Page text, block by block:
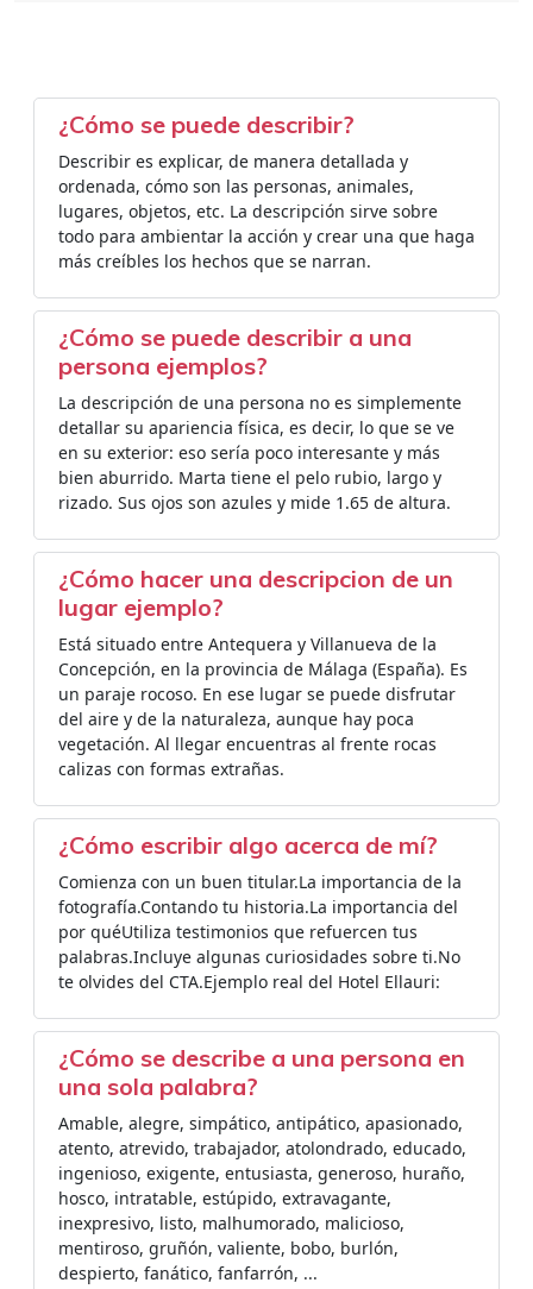
¿Cómo se puede describir?
Describir es explicar, de manera detallada y
ordenada, cómo son las personas, animales,
lugares, objetos, etc. La descripción sirve sobre
todo para ambientar la acción y crear una que haga
más creíbles los hechos que se narran.
¿Cómo se puede describir a una
persona ejemplos?
La descripción de una persona no es simplemente
detallar su apariencia física, es decir, lo que se ve
en su exterior: eso sería poco interesante y más
bien aburrido. Marta tiene el pelo rubio, largo y
rizado. Sus ojos son azules y mide 1.65 de altura.
¿Cómo hacer una descripcion de un
lugar ejemplo?
Está situado entre Antequera y Villanueva de la
Concepción, en la provincia de Málaga (España). Es
un paraje rocoso. En ese lugar se puede disfrutar
del aire y de la naturaleza, aunque hay poca
vegetación. Al llegar encuentras al frente rocas
calizas con formas extrañas.
¿Cómo escribir algo acerca de mí?
Comienza con un buen titular.La importancia de la
fotografía.Contando tu historia.La importancia del
por quéUtiliza testimonios que refuercen tus
palabras.Incluye algunas curiosidades sobre ti.No
te olvides del CTA.Ejemplo real del Hotel Ellauri:
¿Cómo se describe a una persona en
una sola palabra?
Amable, alegre, simpático, antipático, apasionado,
atento, atrevido, trabajador, atolondrado, educado,
ingenioso, exigente, entusiasta, generoso, huraño,
hosco, intratable, estúpido, extravagante,
inexpresivo, listo, malhumorado, malicioso,
mentiroso, gruñón, valiente, bobo, burlón,
despierto, fanático, fanfarrón, ...